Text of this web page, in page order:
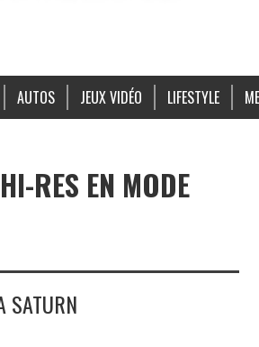
AUTOS JEUX VIDÉO LIFESTYLE
RES EN MODE
SATURN